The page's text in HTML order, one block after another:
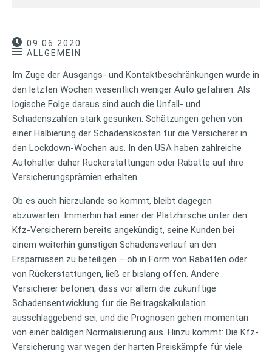
09.06.2020
ALLGEMEIN
Im Zuge der Ausgangs- und Kontaktbeschränkungen wurde in
den letzten Wochen wesentlich weniger Auto gefahren. Als
logische Folge daraus sind auch die Unfall- und
Schadenszahlen stark gesunken. Schätzungen gehen von
einer Halbierung der Schadenskosten für die Versicherer in
den Lockdown-Wochen aus. In den USA haben zahlreiche
Autohalter daher Rückerstattungen oder Rabatte auf ihre
Versicherungsprämien erhalten.
Ob es auch hierzulande so kommt, bleibt dagegen
abzuwarten. Immerhin hat einer der Platzhirsche unter den
Kfz-Versicherern bereits angekündigt, seine Kunden bei
einem weiterhin günstigen Schadensverlauf an den
Ersparnissen zu beteiligen – ob in Form von Rabatten oder
von Rückerstattungen, ließ er bislang offen. Andere
Versicherer betonen, dass vor allem die zukünftige
Schadensentwicklung für die Beitragskalkulation
ausschlaggebend sei, und die Prognosen gehen momentan
von einer baldigen Normalisierung aus. Hinzu kommt: Die Kfz-
Versicherung war wegen der harten Preiskämpfe für viele